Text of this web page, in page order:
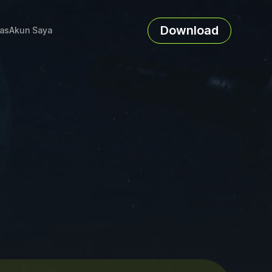
Akun Saya Download